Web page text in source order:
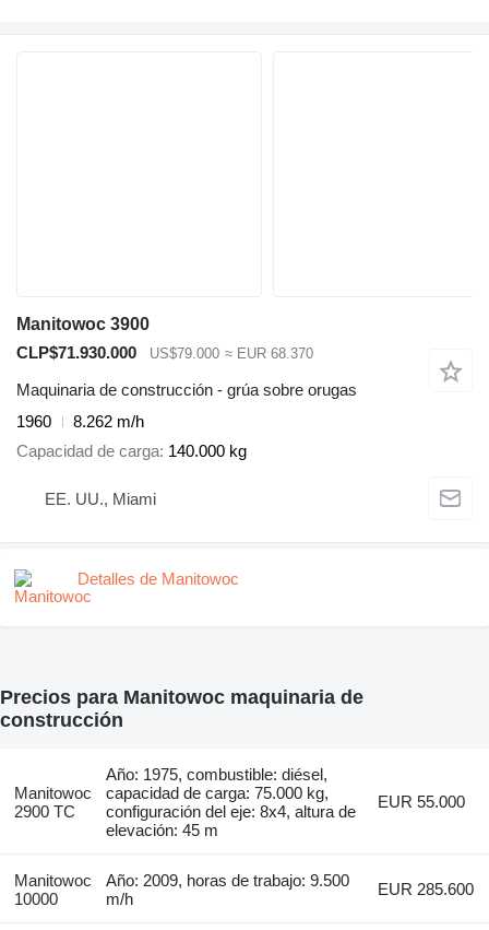
Manitowoc 3900
CLP$71.930.000
US$79.000 ≈ EUR 68.370
Maquinaria de construcción - grúa sobre orugas
1960
8.262 m/h
Capacidad de carga 140.000 kg
EE. UU., Miami
Detalles de Manitowoc
Precios para Manitowoc maquinaria de
construcción
Manitowoc
2900 TC
Año: 1975, combustible: diésel,
capacidad de carga: 75.000 kg,
configuración del eje: 8x4, altura de
elevación: 45 m
EUR 55.000
Manitowoc
10000
Año: 2009, horas de trabajo: 9.500
m/h
EUR 285.600